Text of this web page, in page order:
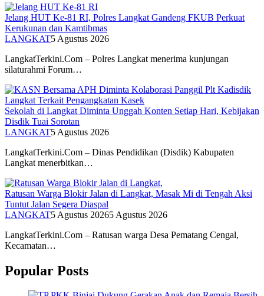
Jelang HUT Ke-81 RI, Polres Langkat Gandeng FKUB Perkuat
Kerukunan dan Kamtibmas
LANGKAT5 Agustus 2026
LangkatTerkini.Com – Polres Langkat menerima kunjungan
silaturahmi Forum…
Sekolah di Langkat Diminta Unggah Konten Setiap Hari, Kebijakan
Disdik Tuai Sorotan
LANGKAT5 Agustus 2026
LangkatTerkini.Com – Dinas Pendidikan (Disdik) Kabupaten
Langkat menerbitkan…
Ratusan Warga Blokir Jalan di Langkat, Masak Mi di Tengah Aksi
Tuntut Jalan Segera Diaspal
LANGKAT5 Agustus 20265 Agustus 2026
LangkatTerkini.Com – Ratusan warga Desa Pematang Cengal,
Kecamatan…
Popular Posts